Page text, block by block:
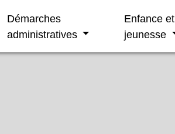
Démarches
administratives
Enfance et
jeunesse